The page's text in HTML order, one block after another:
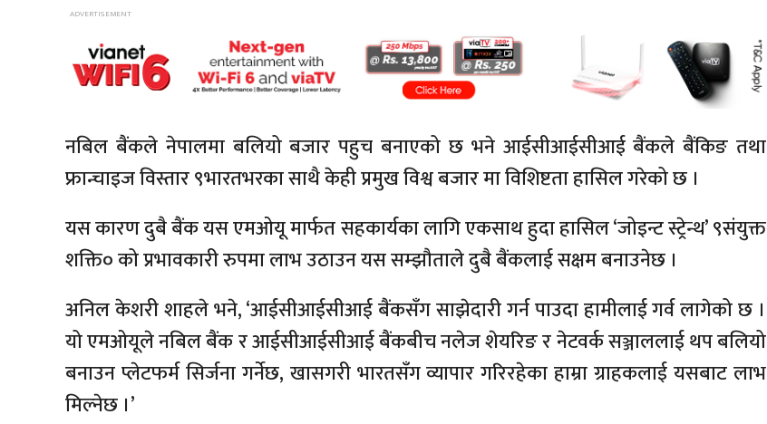
नबिल बैंकले नेपालमा बलियो बजार पहुच बनाएको छ भने आईसीआईसीआई बैंकले बैंकिङ तथा
फ्रान्चाइज विस्तार ९भारतभरका साथै केही प्रमुख विश्व बजार मा विशिष्टता हासिल गरेको छ ।
यस कारण दुबै बैंक यस एमओयू मार्फत सहकार्यका लागि एकसाथ हुदा हासिल ‘जोइन्ट स्ट्रेन्थ’ ९संयुक्त
शक्ति० को प्रभावकारी रुपमा लाभ उठाउन यस सम्झौताले दुबै बैंकलाई सक्षम बनाउनेछ ।
अनिल केशरी शाहले भने, ‘आईसीआईसीआई बैंकसँग साझेदारी गर्न पाउदा हामीलाई गर्व लागेको छ ।
यो एमओयूले नबिल बैंक र आईसीआईसीआई बैंकबीच नलेज शेयरिङ र नेटवर्क सञ्जाललाई थप बलियो
बनाउन प्लेटफर्म सिर्जना गर्नेछ, खासगरी भारतसँग व्यापार गरिरहेका हाम्रा ग्राहकलाई यसबाट लाभ
मिल्नेछ ।’